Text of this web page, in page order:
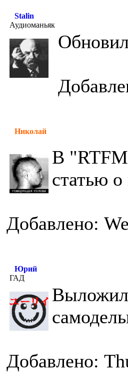
Stalin
Аудиоманьяк
Николай
В
статью
Добавлено:
Юрий
ГАД
Выложил
Добавлено: